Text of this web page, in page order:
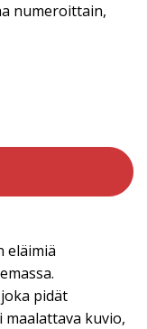
numeroittain,
eläimiä
pidät
maalattava kuvio,